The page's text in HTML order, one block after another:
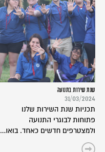
שנת שירות בתנועה
31/03/2024
תכניות שנת השירות שלנו
פתוחות לבוגרי התנועה
ולמצטרפים חדשים כאחד. בואו...